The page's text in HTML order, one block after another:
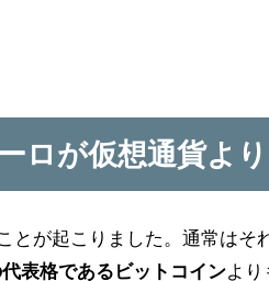
ロが仮想通貨よ
とが起こりました。通常はそ
表格であるビットコイン よ